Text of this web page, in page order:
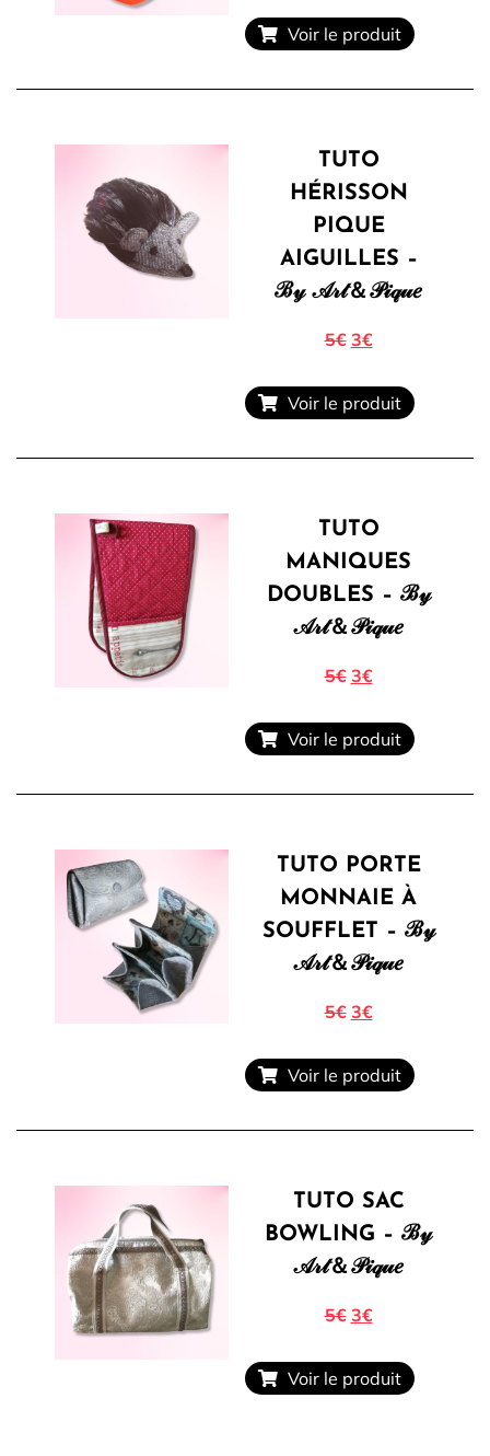
Voir le produit
TUTO
HÉRISSON
PIQUE
AIGUILLES –
ℬ𝓎 𝒜𝓇𝓉＆𝒫𝒾𝓆𝓊𝑒
5€ 3€
Voir le produit
TUTO
MANIQUES
DOUBLES – ℬ𝓎
𝒜𝓇𝓉＆𝒫𝒾𝓆𝓊𝑒
5€ 3€
Voir le produit
TUTO PORTE
MONNAIE À
SOUFFLET – ℬ𝓎
𝒜𝓇𝓉＆𝒫𝒾𝓆𝓊𝑒
5€ 3€
Voir le produit
TUTO SAC
BOWLING – ℬ𝓎
𝒜𝓇𝓉＆𝒫𝒾𝓆𝓊𝑒
5€ 3€
Voir le produit